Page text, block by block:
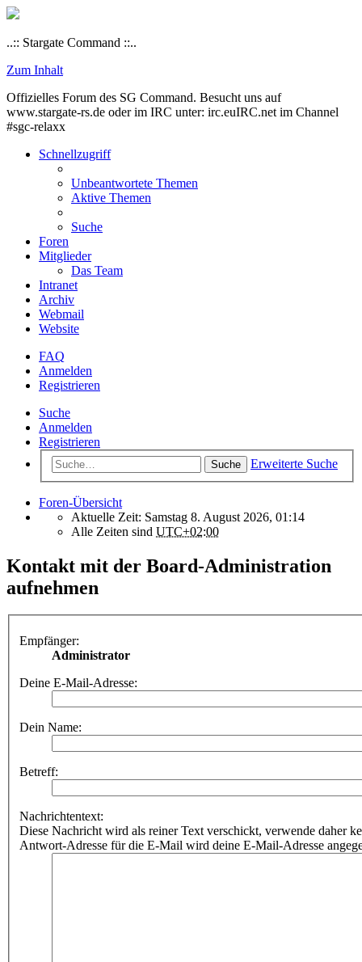
..:: Stargate Command ::..
Zum Inhalt
Offizielles Forum des SG Command. Besucht uns auf
www.stargate-rs.de oder im IRC unter: irc.euIRC.net im Channel
#sgc-relaxx
Schnellzugriff
Unbeantwortete Themen
Aktive Themen
Suche
Foren
Mitglieder
Das Team
Intranet
Archiv
Webmail
Website
FAQ
Anmelden
Registrieren
Suche
Anmelden
Registrieren
Suche Erweiterte Suche
Foren-Übersicht
Aktuelle Zeit: Samstag 8. August 2026, 01:14
Alle Zeiten sind UTC+02:00
Kontakt mit der Board-Administration
aufnehmen
Empfänger:
Administrator
Deine E-Mail-Adresse:
Dein Name:
Betreff:
Nachrichtentext:
Diese Nachricht wird als reiner Text verschickt, verwende daher
Antwort-Adresse für die E-Mail wird deine E-Mail-Adresse